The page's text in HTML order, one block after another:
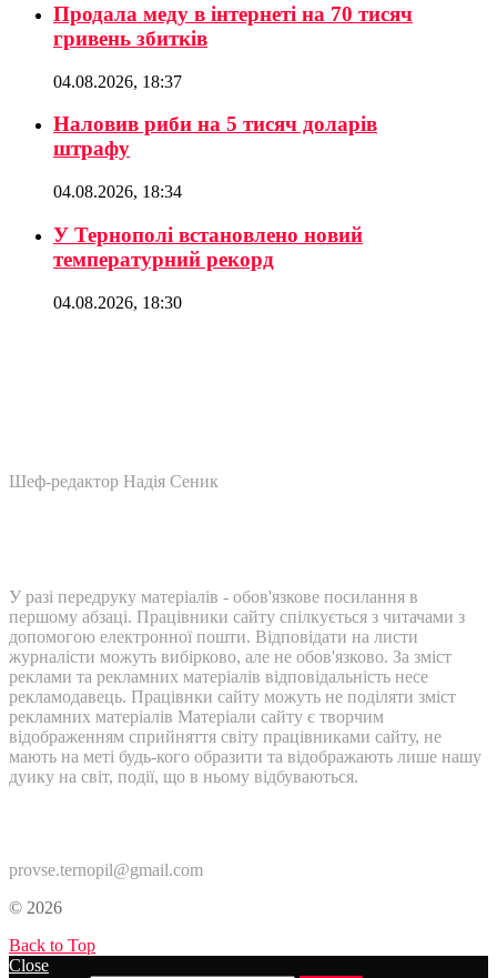
Продала меду в інтернеті на 70 тисяч
гривень збитків
04.08.2026, 18:37
Наловив риби на 5 тисяч доларів
штрафу
04.08.2026, 18:34
У Тернополі встановлено новий
температурний рекорд
04.08.2026, 18:30
Шеф-редактор Надія Сеник
У разі передруку матеріалів - обов'язкове посилання в
першому абзаці. Працівники сайту спілкується з читачами з
допомогою електронної пошти. Відповідати на листи
журналісти можуть вибірково, але не обов'язково. За зміст
реклами та рекламних матеріалів відповідальність несе
рекламодавець. Працівнки сайту можуть не поділяти зміст
рекламних матеріалів Матеріали сайту є творчим
відображенням сприйняття світу працівниками сайту, не
мають на меті будь-кого образити та відображають лише нашу
дуику на світ, події, що в ньому відбуваються.
provse.ternopil@gmail.com
© 2026
Back to Top
Close